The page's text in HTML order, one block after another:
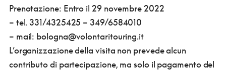
Prenotazione: Entro il 29 novembre 2022
– tel. 331/4325425 – 349/6584010
– mail: bologna@volontaritouring.it
L’organizzazione della visita non prevede alcun
contributo di partecipazione, ma solo il pagamento del